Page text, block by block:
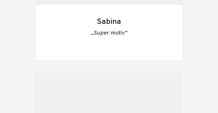
Sabina
„Super motiv“